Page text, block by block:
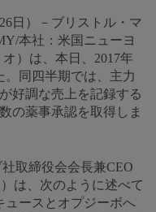
日）－ブリストル・マ
本社：米国ニューヨ
）は、本日、2017年
。同四半期では、主力
好調な売上を記録する
の薬事承認を取得しま
取締役会会長兼CEO
は、次のように述べて
ュースとオプジーボへ